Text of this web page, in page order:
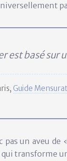
basé sur
Guide
pas un aveu
qui transforme